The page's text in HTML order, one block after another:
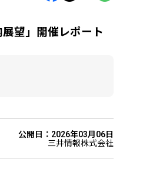
望」開催レポート
公開日：2026年03月06日
三井情報株式会社